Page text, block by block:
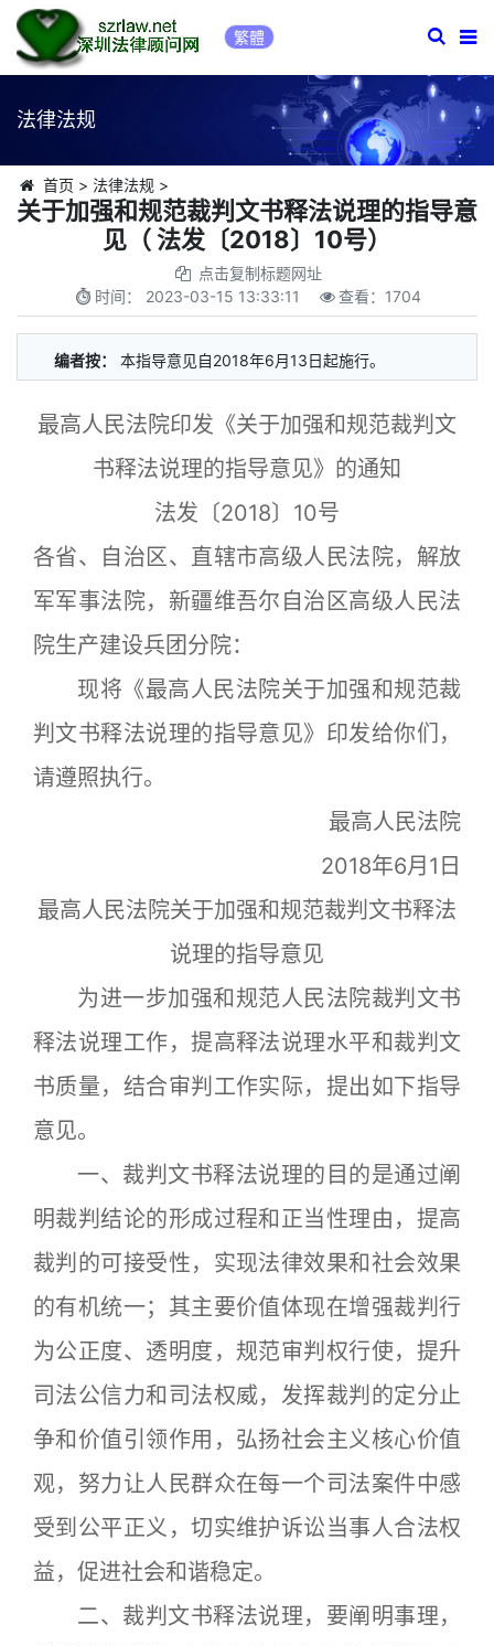
繁體
法律法规
首页 > 法律法规 >
关于加强和规范裁判文书释法说理的指导意
见（ 法发〔2018〕10号）
点击复制标题网址
时间： 2023-03-15 13:33:11 查看： 1704
编者按： 本指导意见自2018年6月13日起施行。
最高人民法院印发《关于加强和规范裁判文
书释法说理的指导意见》的通知
法发〔2018〕10号
各省、自治区、直辖市高级人民法院，解放
军军事法院，新疆维吾尔自治区高级人民法
院生产建设兵团分院：
现将《最高人民法院关于加强和规范裁
判文书释法说理的指导意见》印发给你们，
请遵照执行。
最高人民法院
2018年6月1日
最高人民法院关于加强和规范裁判文书释法
说理的指导意见
为进一步加强和规范人民法院裁判文书
释法说理工作，提高释法说理水平和裁判文
书质量，结合审判工作实际，提出如下指导
意见。
一、裁判文书释法说理的目的是通过阐
明裁判结论的形成过程和正当性理由，提高
裁判的可接受性，实现法律效果和社会效果
的有机统一；其主要价值体现在增强裁判行
为公正度、透明度，规范审判权行使，提升
司法公信力和司法权威，发挥裁判的定分止
争和价值引领作用，弘扬社会主义核心价值
观，努力让人民群众在每一个司法案件中感
受到公平正义，切实维护诉讼当事人合法权
益，促进社会和谐稳定。
二、裁判文书释法说理，要阐明事理，